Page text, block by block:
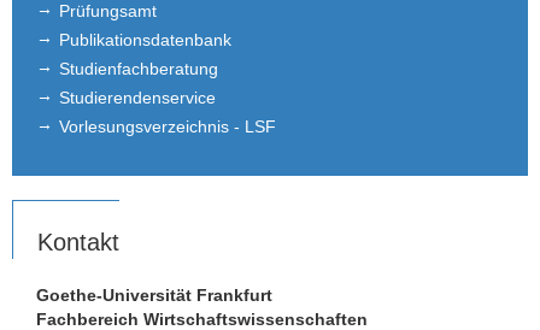
Prüfungsamt
Publikationsdatenbank
Studienfachberatung
Studierendenservice
Vorlesungsverzeichnis - LSF
Kontakt
Goethe-Universität Frankfurt
Fachbereich Wirtschaftswissenschaften